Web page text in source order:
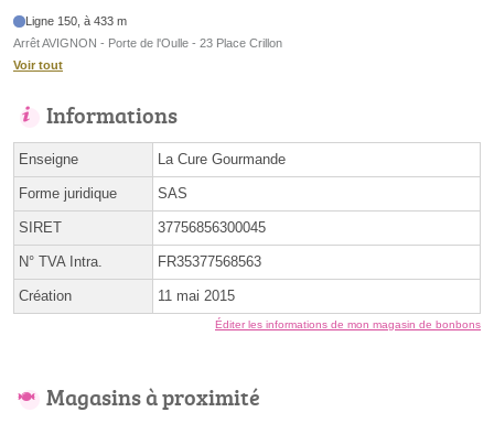
Ligne 150, à 433 m
Arrêt AVIGNON - Porte de l'Oulle - 23 Place Crillon
Voir tout
Informations
Enseigne La Cure Gourmande
Forme juridique SAS
SIRET 37756856300045
N° TVA Intra. FR35377568563
Création 11 mai 2015
Éditer les informations de mon magasin de bonbons
Magasins à proximité